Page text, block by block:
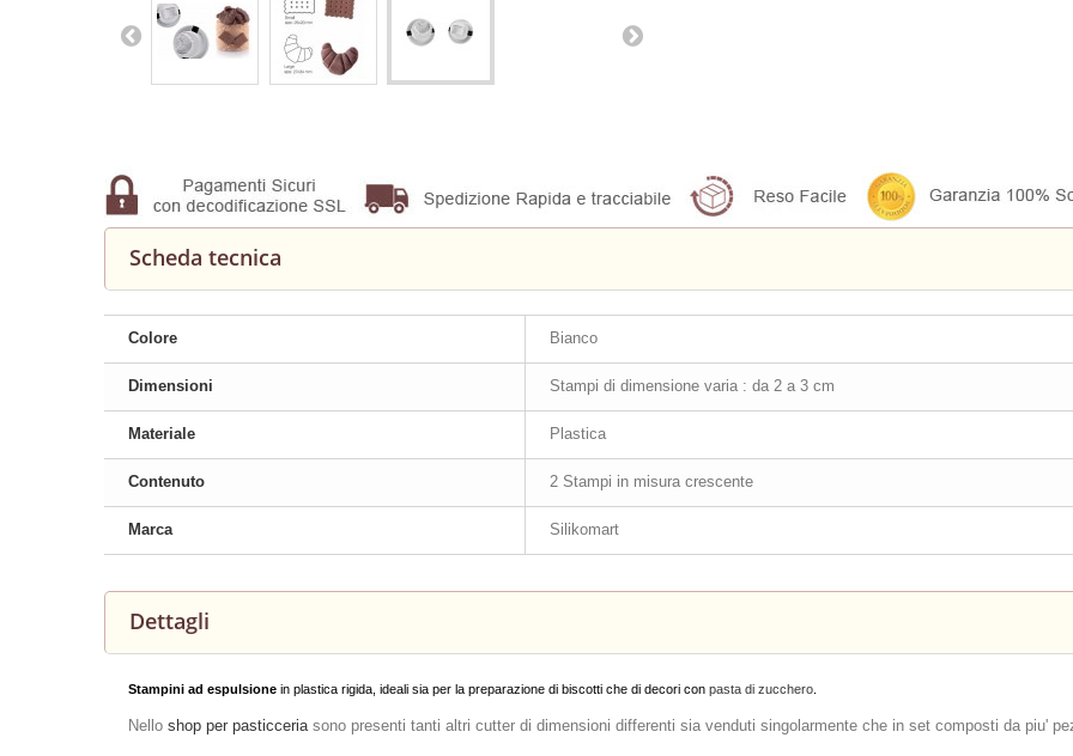
Scheda tecnica
Colore Bianco
Dimensioni Stampi di dimensione varia : da 2 a 3 cm
Materiale Plastica
Contenuto 2 Stampi in misura crescente
Marca Silikomart
Dettagli
Stampini ad espulsione in plastica rigida, ideali sia per la preparazione di biscotti che di decori con pasta di zucchero
Nello shop per pasticceria sono presenti tanti altri cutter di dimensioni differenti sia venduti singolarmente che in set composti da piu'